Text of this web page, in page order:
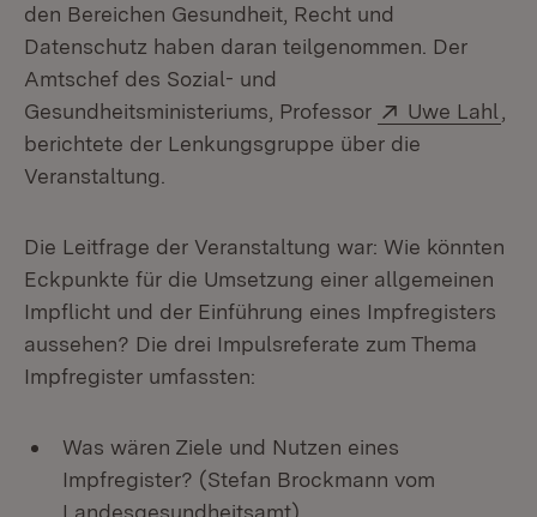
den Bereichen Gesundheit, Recht und
Datenschutz haben daran teilgenommen. Der
Amtschef des Sozial- und
Gesundheitsministeriums, Professor
Extern:
Uwe Lahl
berichtete der Lenkungsgruppe über die
Veranstaltung.
Die Leitfrage der Veranstaltung war: Wie könnten
Eckpunkte für die Umsetzung einer allgemeinen
Impflicht und der Einführung eines Impfregisters
aussehen? Die drei Impulsreferate zum Thema
Impfregister umfassten:
Was wären Ziele und Nutzen eines
Impfregister? (Stefan Brockmann vom
Landesgesundheitsamt)